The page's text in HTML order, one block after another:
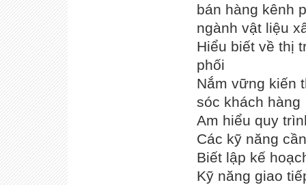
bán hàng kênh
ngành vật liệu
Hiểu biết về thị
phối
Nắm vững kiến
sóc khách hàng
Am hiểu quy
Các kỹ năng
Biết lập kế
Kỹ năng giao